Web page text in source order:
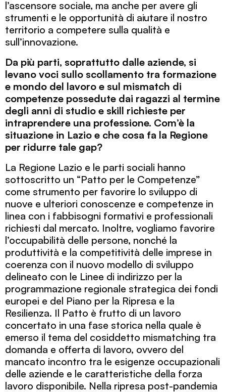
l’ascensore sociale, ma anche per avere gli
strumenti e le opportunità di aiutare il nostro
territorio a competere sulla qualità e
sull’innovazione.
Da più parti, soprattutto dalle aziende, si
levano voci sullo scollamento tra formazione
e mondo del lavoro e sul mismatch di
competenze possedute dai ragazzi al termine
degli anni di studio e skill richieste per
intraprendere una professione. Com’è la
situazione in Lazio e che cosa fa la Regione
per ridurre tale gap?
La Regione Lazio e le parti sociali hanno
sottoscritto un “Patto per le Competenze”
come strumento per favorire lo sviluppo di
nuove e ulteriori conoscenze e competenze in
linea con i fabbisogni formativi e professionali
richiesti dal mercato. Inoltre, vogliamo favorire
l’occupabilità delle persone, nonché la
produttività e la competitività delle imprese in
coerenza con il nuovo modello di sviluppo
delineato con le Linee di indirizzo per la
programmazione regionale strategica dei fondi
europei e del Piano per la Ripresa e la
Resilienza. Il Patto è frutto di un lavoro
concertato in una fase storica nella quale è
emerso il tema del cosiddetto mismatching tra
domanda e offerta di lavoro, ovvero del
mancato incontro tra le esigenze occupazionali
delle aziende e le caratteristiche della forza
lavoro disponibile. Nella ripresa post-pandemia